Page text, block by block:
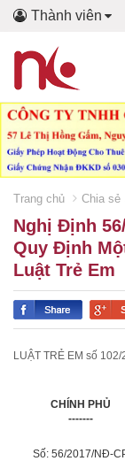
Thành viên
Trang chủ Chia sẻ
Nghị Định
Quy Định
Luật Trẻ Em
LUẬT TRẺ EM số
CHÍNH PHỦ
-------
Số: 56/2017/NĐ-